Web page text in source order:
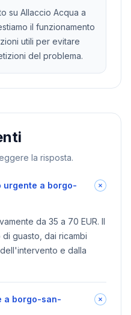
su Allaccio Acqua a
il funzionamento
utili per evitare
del problema.
la risposta.
urgente a borgo-
da 35 a 70 EUR. Il
guasto, dai ricambi
e dalla
a borgo-san-